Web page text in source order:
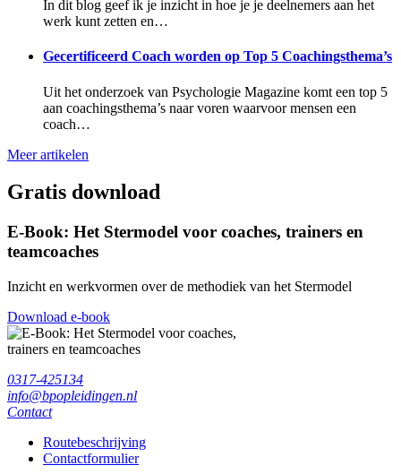
In dit blog geef ik je inzicht in hoe je je deelnemers aan het
werk kunt zetten en…
Gecertificeerd Coach worden op Top 5 Coachingsthema’s
Uit het onderzoek van Psychologie Magazine komt een top 5
aan coachingsthema’s naar voren waarvoor mensen een
coach…
Meer artikelen
Gratis download
E-Book: Het Stermodel voor coaches, trainers en
teamcoaches
Inzicht en werkvormen over de methodiek van het Stermodel
Download e-book
0317-425134
info@bpopleidingen.nl
Contact
Routebeschrijving
Contactformulier